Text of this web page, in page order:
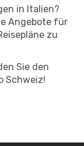
in Italien?
Angebote für
zu
Sie den
Schweiz!